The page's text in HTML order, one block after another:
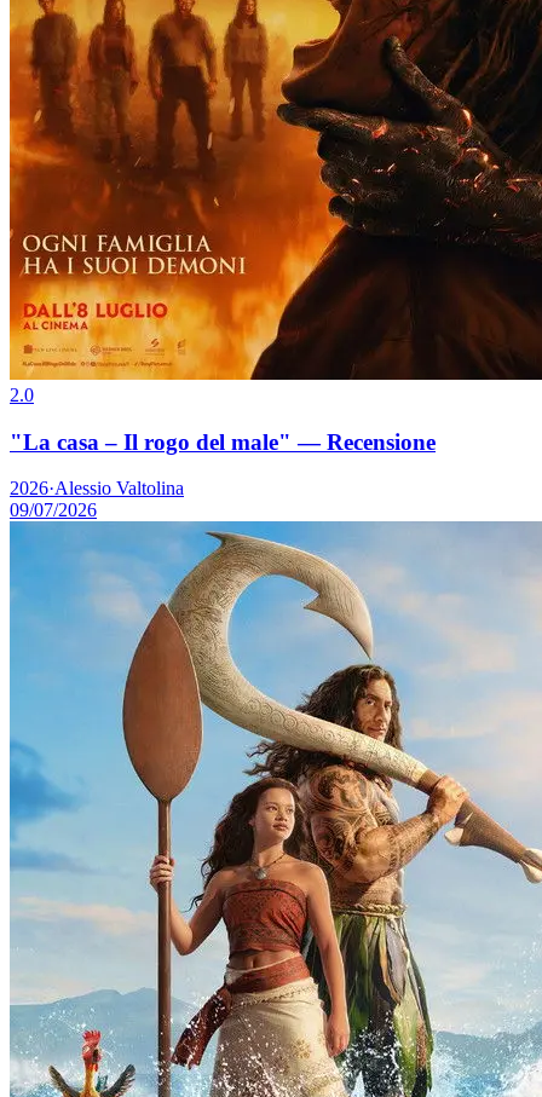
2.0
"La casa – Il rogo del male" — Recensione
2026·Alessio Valtolina
09/07/2026